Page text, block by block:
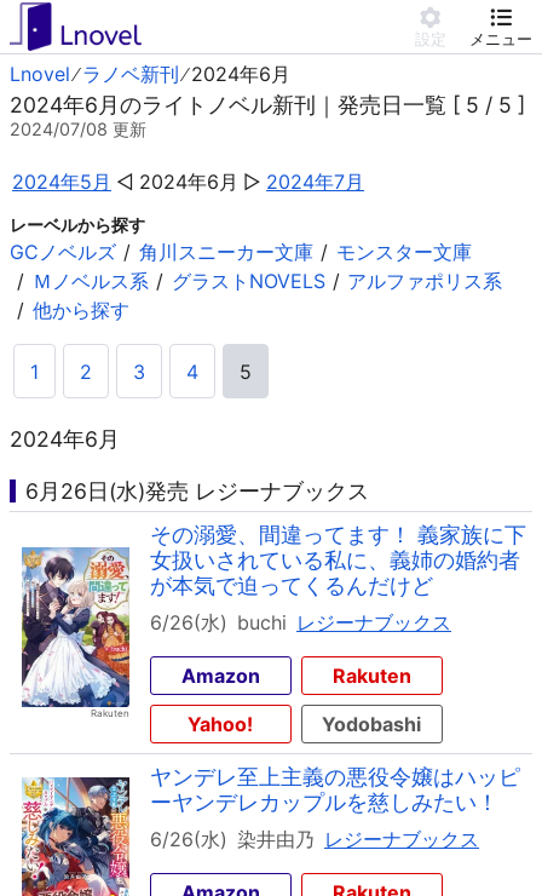
設定 メニュー
Lnovel ラノベ新刊 2024年6月
2024年6月のライトノベル新刊｜発売日一覧 [ 5 / 5 ]
2024/07/08 更新
2024年5月 2024年6月 2024年7月
レーベルから探す
GCノベルズ 角川スニーカー文庫
モンスター文庫
Ｍノベルス系
グラストNOVELS
アルファポリス系
他から探す
1 2 3 4 5
2024年6月
6月26日(水)発売 レジーナブックス
その溺愛、間違ってます！ 義家族に下
女扱いされている私に、義姉の婚約者
が本気で迫ってくるんだけど
6/26(水) buchi レジーナブックス
Amazon
Rakuten
Yahoo!
Yodobashi
ヤンデレ至上主義の悪役令嬢はハッピ
ーヤンデレカップルを慈しみたい！
6/26(水) 染井由乃 レジーナブックス